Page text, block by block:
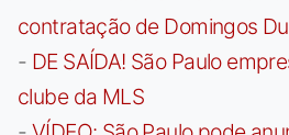
contratação de Domingos
- DE SAÍDA! São Paulo
clube da MLS